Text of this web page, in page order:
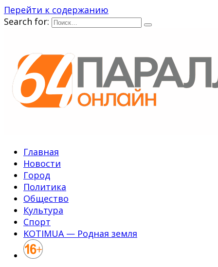
Перейти к содержанию
Search for:
Главная
Новости
Город
Политика
Общество
Культура
Спорт
KOTIMUA — Родная земля